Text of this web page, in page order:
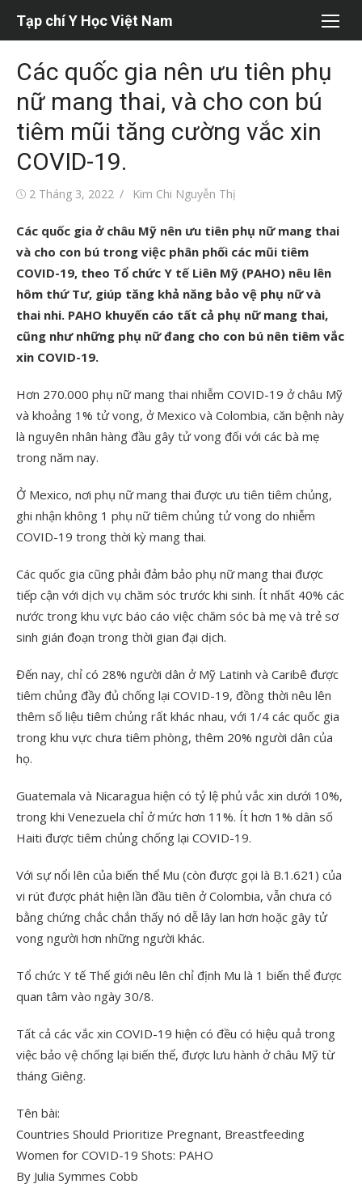
dung
Tạp chí Y Học Việt Nam
Các quốc gia nên ưu tiên phụ
nữ mang thai, và cho con bú
tiêm mũi tăng cường vắc xin
COVID-19.
Đăng2 Tháng 3, 2022
Tác
Kim Chi Nguyễn Thị
Các quốc gia ở châu Mỹ nên ưu tiên phụ nữ mang thai
và cho con bú trong việc phân phối các mũi tiêm
COVID-19, theo Tổ chức Y tế Liên Mỹ (PAHO) nêu lên
hôm thứ Tư, giúp tăng khả năng bảo vệ phụ nữ và
thai nhi. PAHO khuyến cáo tất cả phụ nữ mang thai,
cũng như những phụ nữ đang cho con bú nên tiêm vắc
xin COVID-19.
Hơn 270.000 phụ nữ mang thai nhiễm COVID-19 ở châu Mỹ
và khoảng 1% tử vong, ở Mexico và Colombia, căn bệnh này
là nguyên nhân hàng đầu gây tử vong đối với các bà mẹ
trong năm nay.
Ở Mexico, nơi phụ nữ mang thai được ưu tiên tiêm chủng,
ghi nhận không 1 phụ nữ tiêm chủng tử vong do nhiễm
COVID-19 trong thời kỳ mang thai.
Các quốc gia cũng phải đảm bảo phụ nữ mang thai được
tiếp cận với dịch vụ chăm sóc trước khi sinh. Ít nhất 40% các
nước trong khu vực báo cáo việc chăm sóc bà mẹ và trẻ sơ
sinh gián đoạn trong thời gian đại dịch.
Đến nay, chỉ có 28% người dân ở Mỹ Latinh và Caribê được
tiêm chủng đầy đủ chống lại COVID-19, đồng thời nêu lên
thêm số liệu tiêm chủng rất khác nhau, với 1/4 các quốc gia
trong khu vực chưa tiêm phòng, thêm 20% người dân của
họ.
Guatemala và Nicaragua hiện có tỷ lệ phủ vắc xin dưới 10%,
trong khi Venezuela chỉ ở mức hơn 11%. Ít hơn 1% dân số
Haiti được tiêm chủng chống lại COVID-19.
Với sự nổi lên của biến thể Mu (còn được gọi là B.1.621) của
vi rút được phát hiện lần đầu tiên ở Colombia, vẫn chưa có
bằng chứng chắc chắn thấy nó dễ lây lan hơn hoặc gây tử
vong người hơn những người khác.
Tổ chức Y tế Thế giới nêu lên chỉ định Mu là 1 biến thể được
quan tâm vào ngày 30/8.
Tất cả các vắc xin COVID-19 hiện có đều có hiệu quả trong
việc bảo vệ chống lại biến thể, được lưu hành ở châu Mỹ từ
tháng Giêng.
Tên bài:
Countries Should Prioritize Pregnant, Breastfeeding
Women for COVID-19 Shots: PAHO
By Julia Symmes Cobb